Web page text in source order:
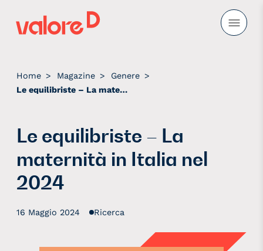
Valore D
Insieme a imprese e istituzioni, diamo valore all’inclusione
Home > Magazine > Genere >
Le equilibriste – La maternità in Italia nel 2024
Le equilibriste – La
maternità in Italia nel
2024
16 Maggio 2024 Ricerca